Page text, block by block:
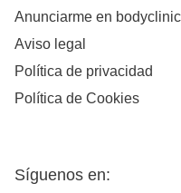
Anunciarme en
Aviso legal
Política de privacidad
Política de Cookies
Síguenos en: